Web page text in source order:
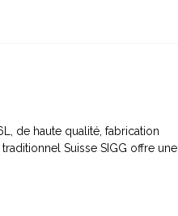
de haute qualité, fabrication
Suisse SIGG offre une